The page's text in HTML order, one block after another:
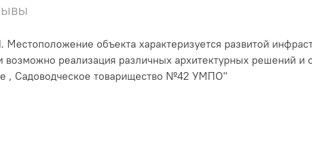
объекта характеризуется развитой
реализация различных архитектурных решений и
, Садоводческое товарищество №42 УМПО"